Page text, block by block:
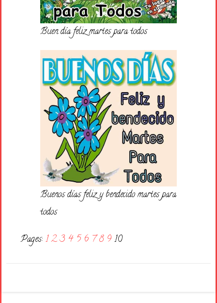
Buen día feliz martes para todos
Buenos días feliz y bendecido martes para
todos
Pages: 1 2 3 4 5 6 7 8 9 10